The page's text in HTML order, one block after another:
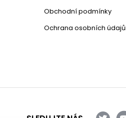
Obchodní podmínky
Ochrana osobních údajů